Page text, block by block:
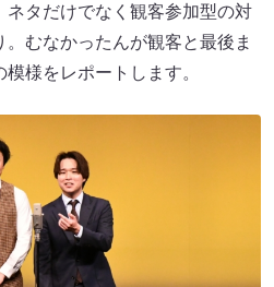
タだけでなく観客参加型の対
むなかったんが観客と最後ま
様をレポートします。